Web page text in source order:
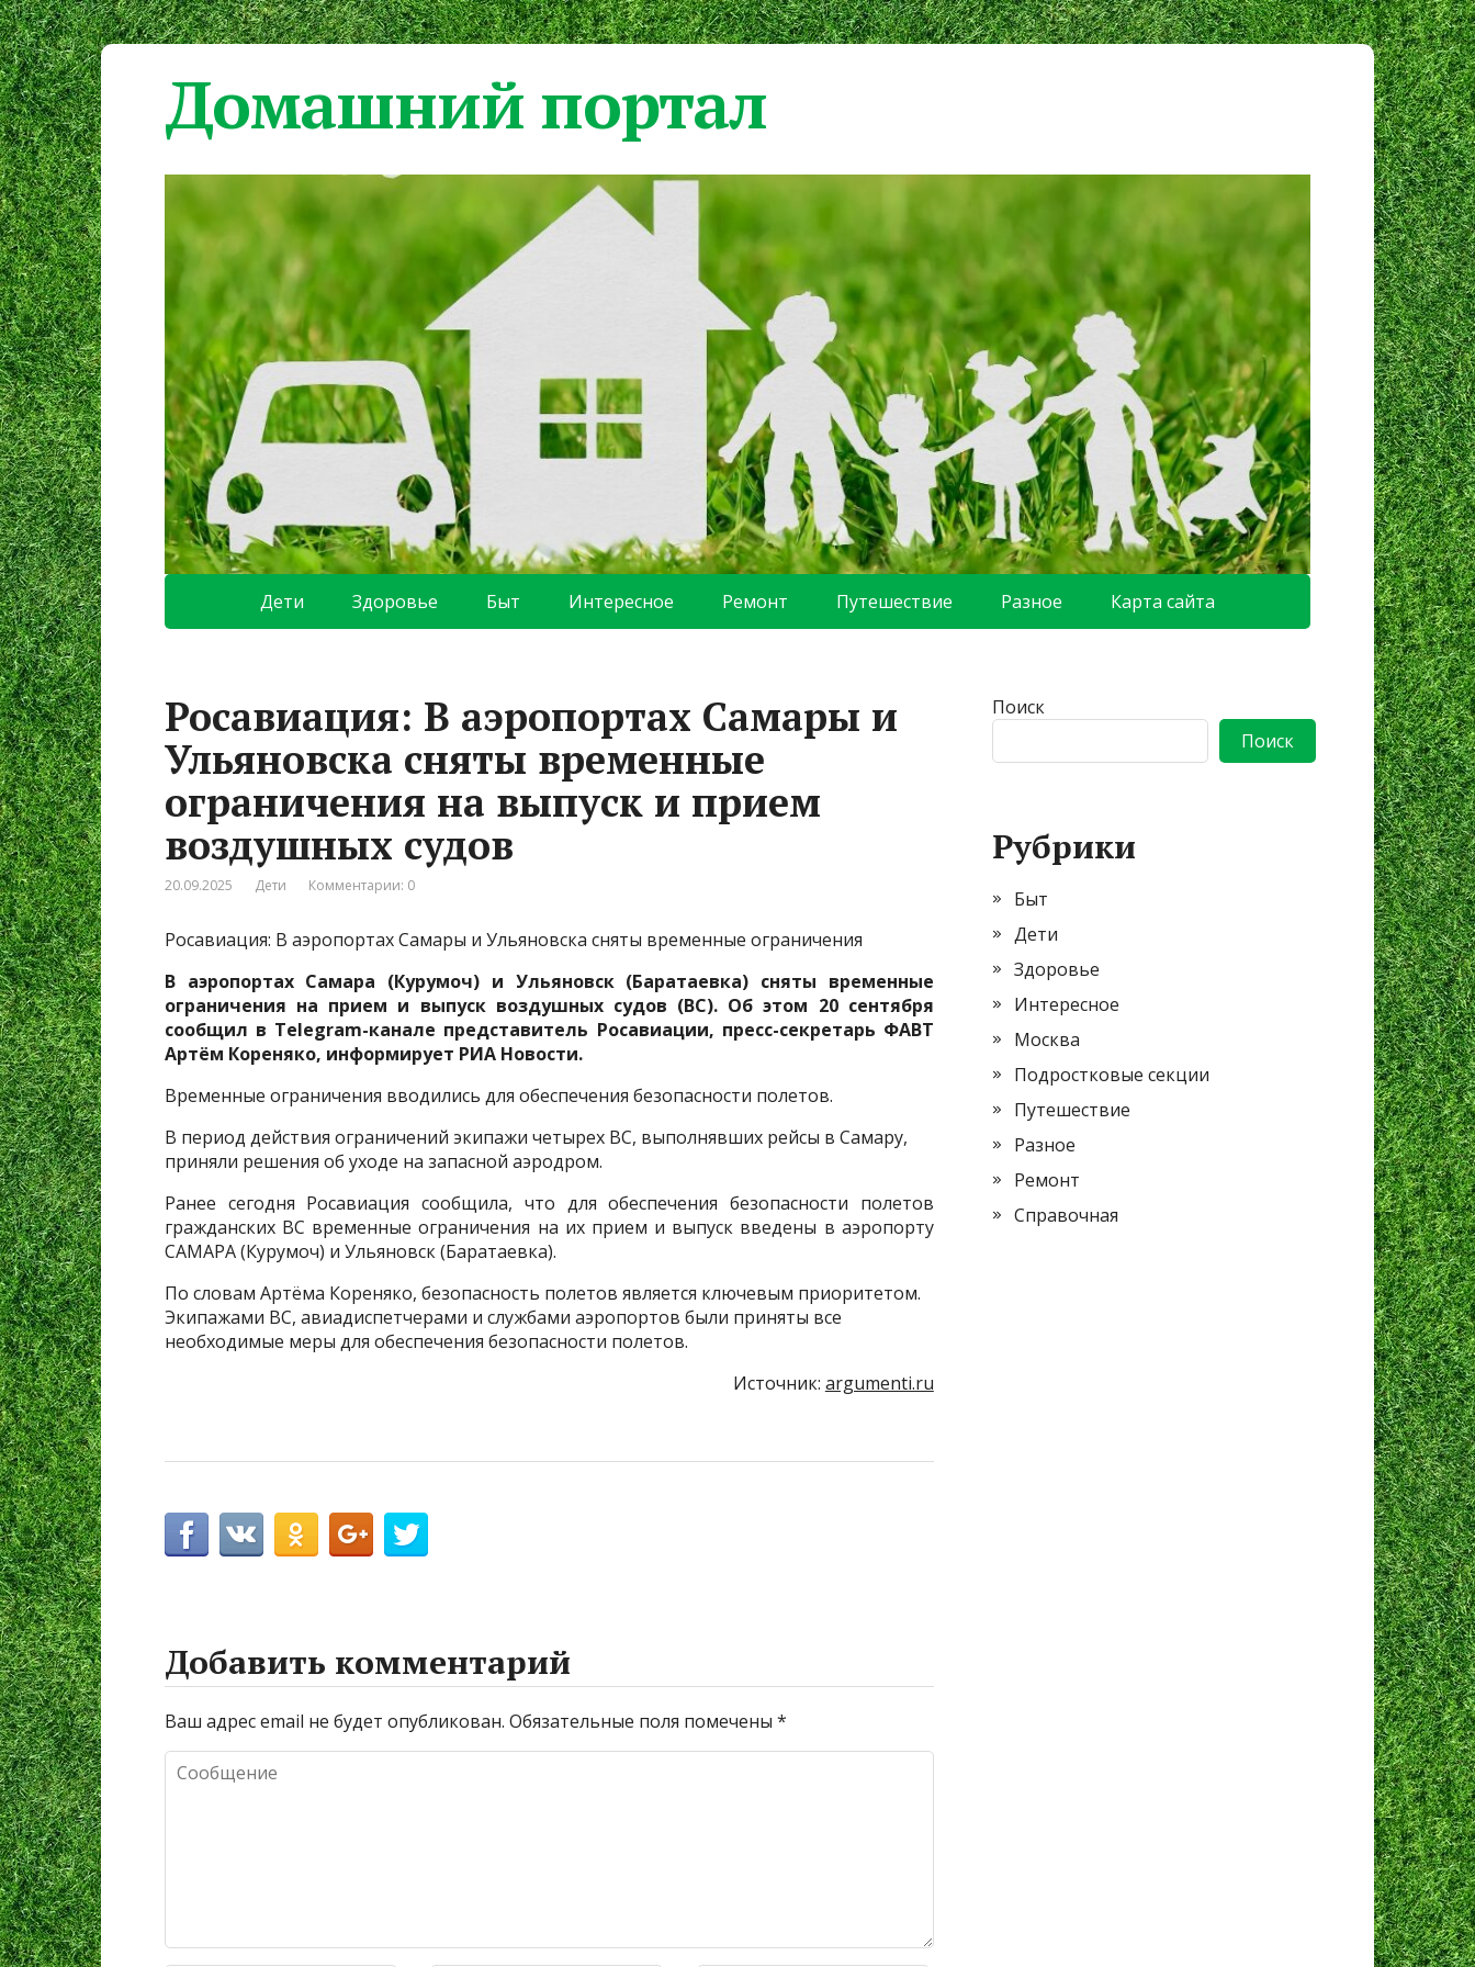
Домашний портал
Дети Здоровье Быт Интересное Ремонт Путешествие Разное Карта сайта
Росавиация: В аэропортах Самары и
Ульяновска сняты временные
ограничения на выпуск и прием
воздушных судов
20.09.2025 Дети Комментарии: 0
Росавиация: В аэропортах Самары и Ульяновска сняты временные ограничения
В аэропортах Самара (Курумоч) и Ульяновск (Баратаевка) сняты временные
ограничения на прием и выпуск воздушных судов (ВС). Об этом 20 сентября
сообщил в Telegram-канале представитель Росавиации, пресс-секретарь ФАВТ
Артём Кореняко, информирует РИА Новости.
Временные ограничения вводились для обеспечения безопасности полетов.
В период действия ограничений экипажи четырех ВС, выполнявших рейсы в Самару,
приняли решения об уходе на запасной аэродром.
Ранее сегодня Росавиация сообщила, что для обеспечения безопасности полетов
гражданских ВС временные ограничения на их прием и выпуск введены в аэропорту
САМАРА (Курумоч) и Ульяновск (Баратаевка).
По словам Артёма Кореняко, безопасность полетов является ключевым приоритетом.
Экипажами ВС, авиадиспетчерами и службами аэропортов были приняты все
необходимые меры для обеспечения безопасности полетов.
Источник: argumenti.ru
Добавить комментарий
Ваш адрес email не будет опубликован. Обязательные поля помечены *
Поиск
Поиск
Рубрики
Быт
Дети
Здоровье
Интересное
Москва
Подростковые секции
Путешествие
Разное
Ремонт
Справочная